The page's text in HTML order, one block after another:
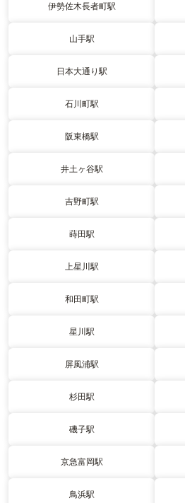
伊勢佐木長者町駅
山手駅
日本大通り駅
石川町駅
阪東橋駅
井土ヶ谷駅
吉野町駅
蒔田駅
上星川駅
和田町駅
星川駅
屏風浦駅
杉田駅
磯子駅
京急富岡駅
鳥浜駅